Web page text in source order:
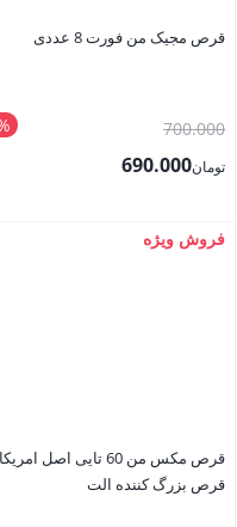
قرص مجیک من فورت 8 عددی
700.000قیمت
اصلی
تومان690.000
فعلی
بستن
فروش ویژه
قرص مکس من 60 تایی اصل
قرص بزرگ کننده الت